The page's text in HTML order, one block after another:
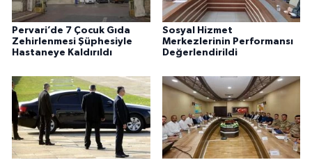
Pervari’de 7 Çocuk Gıda
Zehirlenmesi Şüphesiyle
Hastaneye Kaldırıldı
Sosyal Hizmet
Merkezlerinin Performansı
Değerlendirildi